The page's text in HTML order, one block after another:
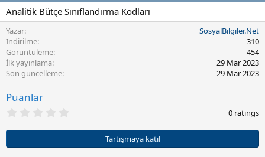
u
r
Analitik Bütçe Sınıflandırma Kodları
Yazar
SosyalBilgiler.Net
İndirilme
310
Görüntüleme
454
İlk yayınlama
29 Mar 2023
Son güncelleme
29 Mar 2023
Puanlar
0
y
0 ratings
Tartışmaya katıl